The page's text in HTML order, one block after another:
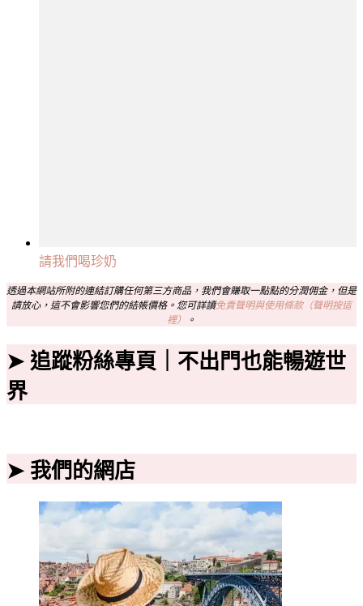
請我們喝珍奶
透過本網站所附的連結訂購任何第三方商品，我們會賺取一點點的分潤佣金，但是
請放心，這不會影響您們的結帳價格。您可詳讀免責聲明與使用條款（聲明按這
裡）
。
➤ 追蹤粉絲專頁｜不出門也能暢遊世
界
➤ 我們的網店